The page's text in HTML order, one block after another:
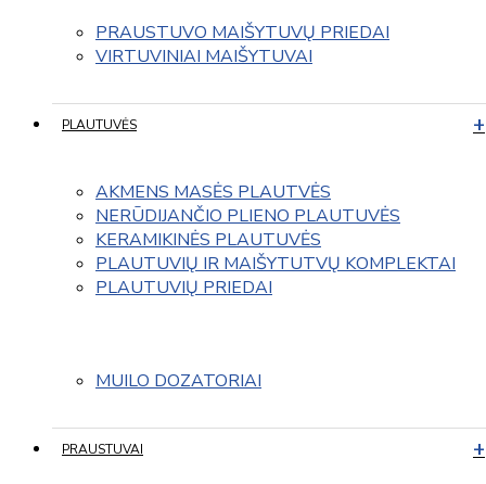
PRAUSTUVO MAIŠYTUVŲ PRIEDAI
VIRTUVINIAI MAIŠYTUVAI
PLAUTUVĖS
AKMENS MASĖS PLAUTVĖS
NERŪDIJANČIO PLIENO PLAUTUVĖS
KERAMIKINĖS PLAUTUVĖS
PLAUTUVIŲ IR MAIŠYTUTVŲ KOMPLEKTAI
PLAUTUVIŲ PRIEDAI
MUILO DOZATORIAI
PRAUSTUVAI